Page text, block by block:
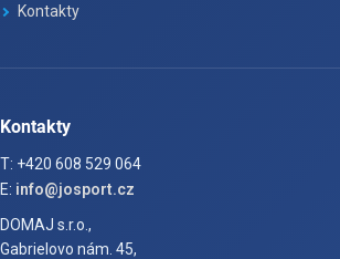
Kontakty
Kontakty
T: +420 608 529 064
E: info@josport.cz
DOMAJ s.r.o.,
Gabrielovo nám. 45,